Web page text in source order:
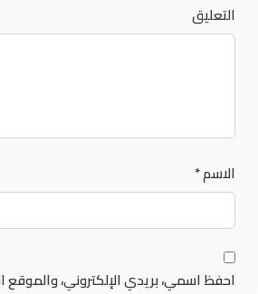
التعليق
الاسم*
احفظ اسمي، بريدي الإلكتروني، والموقع